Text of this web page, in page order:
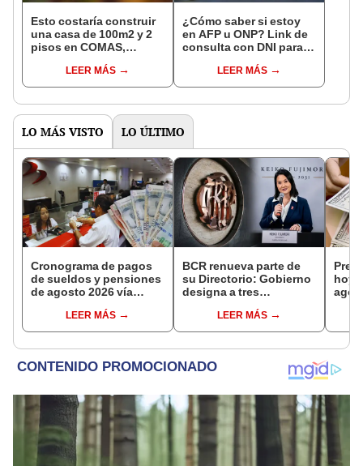
Esto costaría construir
una casa de 100m2 y 2
pisos en COMAS,
distritos de LIMA
NORTE
LEER MÁS
¿Cómo saber si estoy
en AFP u ONP? Link de
consulta con DNI para
pensiones estás
LEER MÁS
LO MÁS VISTO LO ÚLTIMO
Cronograma de pagos
de sueldos y pensiones
de agosto 2026 vía
conoce las fechas de
depósito
LEER MÁS
BCR renueva parte de
su Directorio: Gobierno
designa a tres
EjecutivoLEER MÁS
hoy,